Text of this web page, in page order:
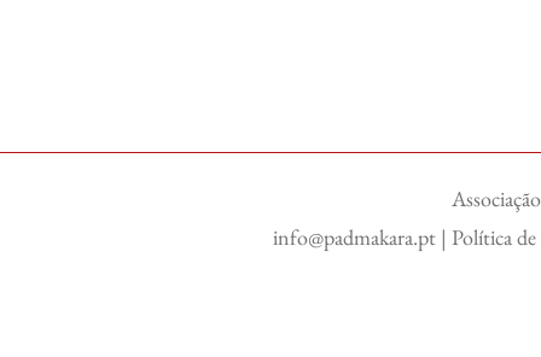
info@padmakara.pt | Política